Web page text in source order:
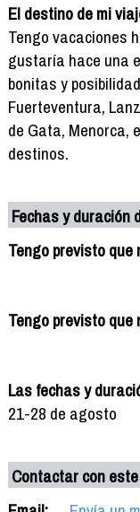
El destino de mi
Tengo vacaciones
gustaría hace una
bonitas y
Fuerteventura,
de Gata, Menorca,
destinos.
Fechas y duración
Tengo previsto que
Tengo previsto
Las fechas y
21-28 de agosto
Contactar con